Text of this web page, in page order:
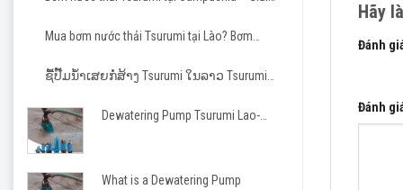
nghiệp
Mua bơm nước thải Tsurumi tại Lào? Bơm
ຊື້ປັ໊ມນ້ຳເສຍກໍ່ສ້າງ Tsurumi ໃນລາວ Tsurumi
Dewatering Pump Tsurumi Lao-
What is a Dewatering Pump
Hãy
Đánh
Đánh